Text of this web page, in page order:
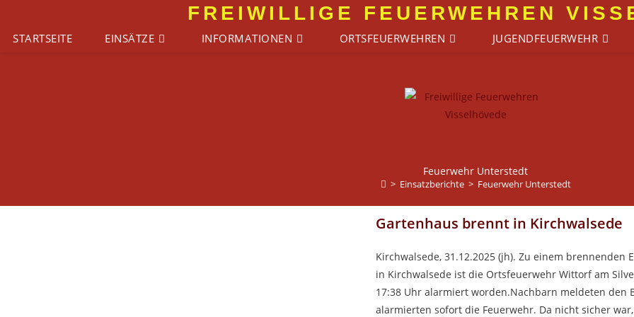
springen
FREIWILLIGE FEUERWEHREN
STARTSEITE EINSÄTZE INFORMATIONEN ORTSFEUERWEHREN JUGENDFEUERWEHR
Feuerwehr Unterstedt
> Einsatzberichte > Feuerwehr Unterstedt
Gartenhaus brennt in Kirchwalsede
Kirchwalsede, 31.12.2025 (jh). Zu einem brennenden
in Kirchwalsede ist die Ortsfeuerwehr Wittorf am
17:38 Uhr alarmiert worden.Nachbarn meldeten den
alarmierten sofort die Feuerwehr. Da nicht sicher